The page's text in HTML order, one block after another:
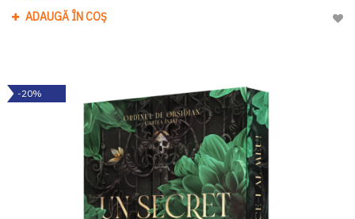
ADAUGĂ ÎN COȘ
-20%